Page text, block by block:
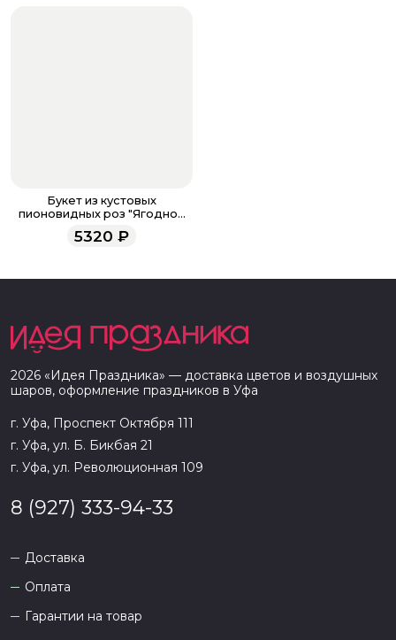
Букет из кустовых
пионовидных роз "Ягодное
5320 ₽
2026 «Идея Праздника» — доставка цветов и воздушных
шаров, оформление праздников в Уфа
г. Уфа, Проспект Октября 111
г. Уфа, ул. Б. Бикбая 21
г. Уфа, ул. Революционная 109
8 (927) 333-94-33
Доставка
Оплата
Гарантии на товар